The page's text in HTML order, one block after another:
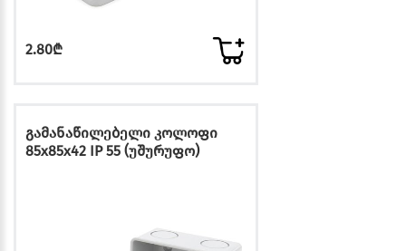
2.80₾
გამანაწილებელი კოლოფი
85x85x42 IP 55 (უშურუფო)